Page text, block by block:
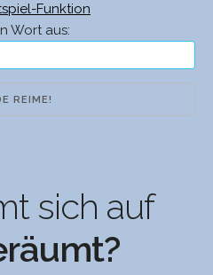
Funktion
Wort aus:
sich auf